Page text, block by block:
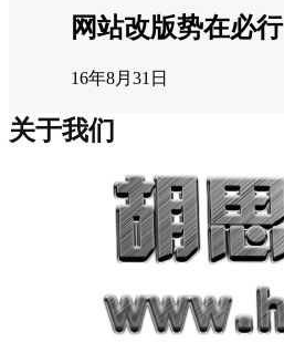
网站改版势在必行
16年8月31日
关于我们